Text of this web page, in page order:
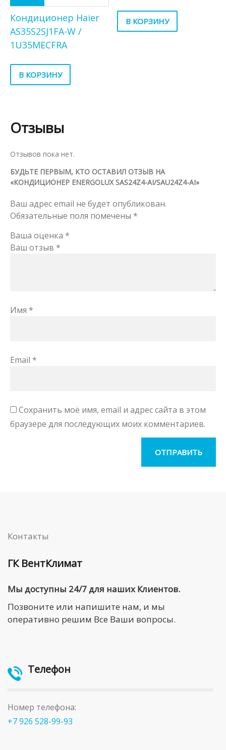
Кондиционер Haier
AS35S2SJ1FA-W /
1U35MECFRA
В КОРЗИНУ
В КОРЗИНУ
Отзывы
Отзывов пока нет.
БУДЬТЕ ПЕРВЫМ, КТО ОСТАВИЛ ОТЗЫВ НА
«КОНДИЦИОНЕР ENERGOLUX SAS24Z4-AI/SAU24Z4-AI»
Ваш адрес email не будет опубликован.
Обязательные поля помечены *
Ваша оценка *
Ваш отзыв *
Имя *
Email *
Сохранить моё имя, email и адрес сайта в этом
браузере для последующих моих комментариев.
Контакты
ГК ВентКлимат
Мы доступны 24/7 для наших Клиентов.
Позвоните или напишите нам, и мы
оперативно решим Все Ваши вопросы.
Телефон
Номер телефона:
+7 926 528-99-93